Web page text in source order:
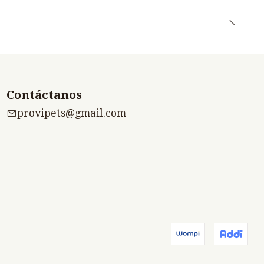
Contáctanos
provipets@gmail.com